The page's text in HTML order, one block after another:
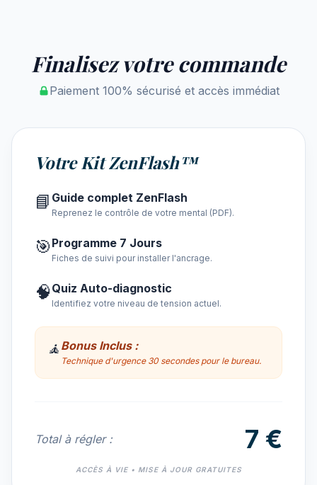
Finalisez votre commande
Paiement 100% sécurisé et accès immédiat
Votre Kit ZenFlash™
📘 Guide complet ZenFlash
Reprenez le contrôle de votre mental (PDF).
🎯 Programme 7 Jours
Fiches de suivi pour installer l'ancrage.
🧠 Quiz Auto-diagnostic
Identifiez votre niveau de tension actuel.
🧘 Bonus Inclus :
Technique d'urgence 30 secondes pour le bureau.
Total à régler : 7 €
ACCÈS À VIE • MISE À JOUR GRATUITES